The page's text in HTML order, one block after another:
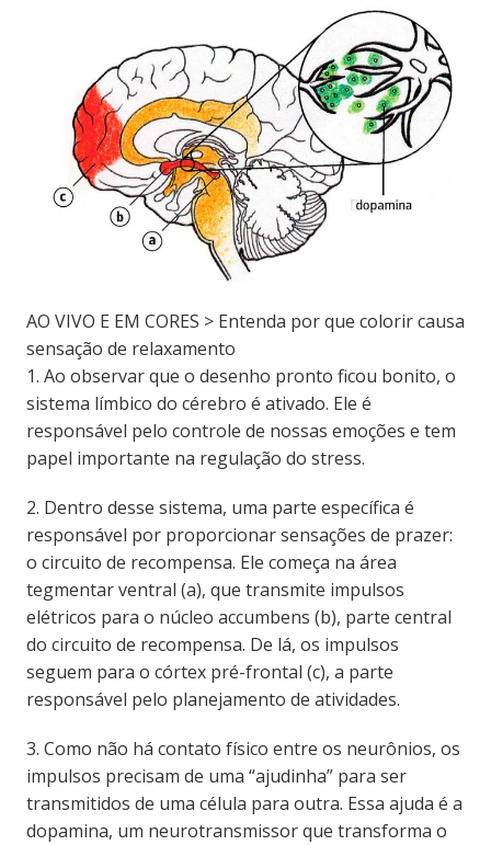
AO VIVO E EM CORES > Entenda por que colorir causa
sensação de relaxamento
1. Ao observar que o desenho pronto ficou bonito, o
sistema límbico do cérebro é ativado. Ele é
responsável pelo controle de nossas emoções e tem
papel importante na regulação do stress.
2. Dentro desse sistema, uma parte específica é
responsável por proporcionar sensações de prazer:
o circuito de recompensa. Ele começa na área
tegmentar ventral (a), que transmite impulsos
elétricos para o núcleo accumbens (b), parte central
do circuito de recompensa. De lá, os impulsos
seguem para o córtex pré-frontal (c), a parte
responsável pelo planejamento de atividades.
3. Como não há contato físico entre os neurônios, os
impulsos precisam de uma “ajudinha” para ser
transmitidos de uma célula para outra. Essa ajuda é a
dopamina, um neurotransmissor que transforma o